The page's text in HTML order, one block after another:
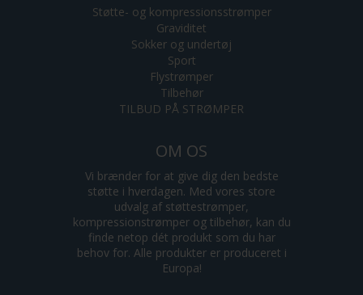
Støtte- og kompressionsstrømper
Graviditet
Sokker og undertøj
Sport
Flystrømper
Tilbehør
TILBUD PÅ STRØMPER
OM OS
Vi brænder for at give dig den bedste
støtte i hverdagen. Med vores store
udvalg af støttestrømper,
kompressionstrømper og tilbehør, kan du
finde netop dét produkt som du har
behov for. Alle produkter er produceret i
Europa!